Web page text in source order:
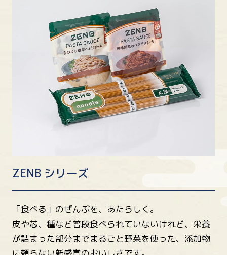
ZENB シリーズ
「食べる」のぜんぶを、あたらしく。
皮や芯、種など普段食べられていないけれど、栄養
が詰まった部分までまるごと野菜を使った、添加物